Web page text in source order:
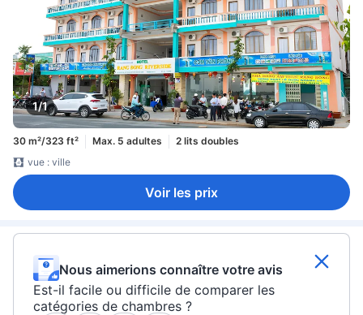
1/1
30 m²/323 ft² Max. 5 adultes
2 lits doubles
vue : ville
Voir les prix
Nous aimerions connaître votre avis
Est-il facile ou difficile de comparer les
catégories de chambres ?